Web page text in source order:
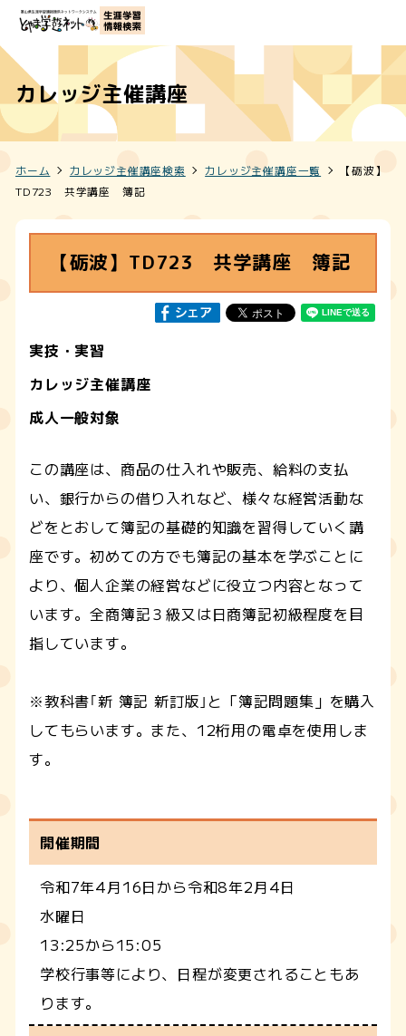
カレッジ主催講座
ホーム カレッジ主催講座検索 カレッジ主催講座一覧
【砺波】
TD723 共学講座 簿記
【砺波】TD723 共学講座 簿記
実技・実習
カレッジ主催講座
成人一般対象
この講座は、商品の仕入れや販売、給料の支払
い、銀行からの借り入れなど、様々な経営活動な
どをとおして簿記の基礎的知識を習得していく講
座です。初めての方でも簿記の基本を学ぶことに
より、個人企業の経営などに役立つ内容となって
います。全商簿記３級又は日商簿記初級程度を目
指しています。
※教科書｢新 簿記 新訂版｣と「簿記問題集」を購入
してもらいます。また、12桁用の電卓を使用しま
す。
開催期間
令和7年4月16日から令和8年2月4日
水曜日
13:25から15:05
学校行事等により、日程が変更されることもあ
ります。